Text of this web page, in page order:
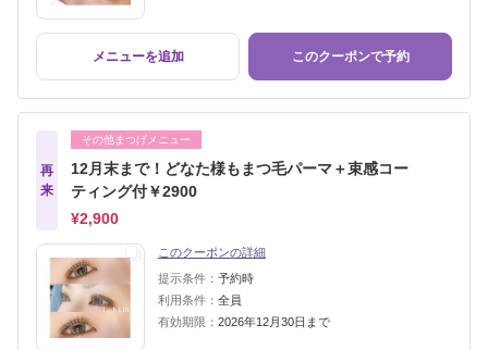
メニューを追加 このクーポンで予約
再
来
その他まつげメニュー
12月末まで！どなた様もまつ毛パーマ＋束感コー
ティング付￥2900
¥2,900
このクーポンの詳細
提示条件： 予約時
利用条件： 全員
有効期限： 2026年12月30日まで